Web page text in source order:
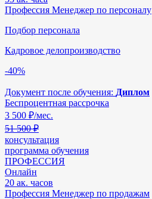
Профессия Менеджер по персоналу
Подбор персонала
Кадровое делопроизводство
-40%
Документ после обучения: Диплом
Беспроцентная рассрочка
3 500 ₽/мес.
51 500 ₽
консультация
программа обучения
ПРОФЕССИЯ
Онлайн
20 ак. часов
Профессия Менеджер по продажам